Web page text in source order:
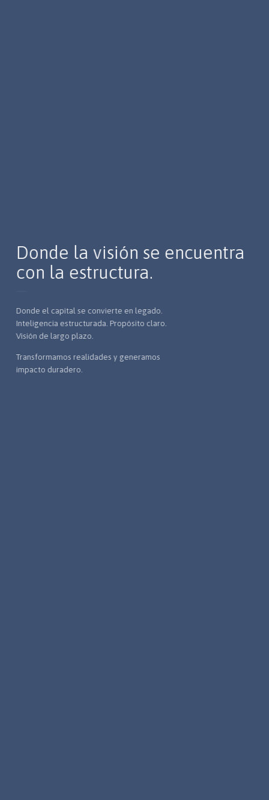
Donde la visión se encuentra
con la estructura.
Donde el capital se convierte en legado.
Inteligencia estructurada. Propósito claro.
Visión de largo plazo.
Transformamos realidades y generamos
impacto duradero.